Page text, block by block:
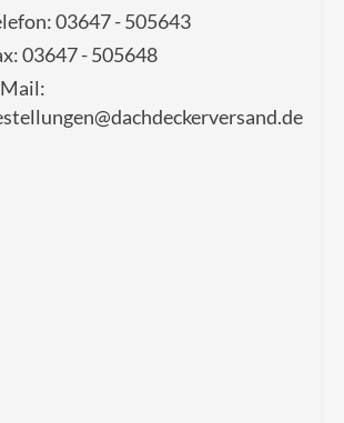
03647 - 505643
03647 - 505648